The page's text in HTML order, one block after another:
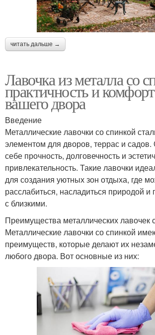
читать дальше →
Лавочка из металла со
практичность и
вашего двора
Введение
Металлические лавочки со спинкой
элементом для дворов, террас и садов.
себе прочность, долговечность и
привлекательность. Такие лавочки
для создания уютных зон отдыха, где
расслабиться, насладиться природой и
с близкими.
Преимущества металлических лавочек
Металлические лавочки со спинкой
преимуществ, которые делают их
любого двора. Вот основные из них: